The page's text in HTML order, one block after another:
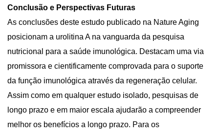
Conclusão e Perspectivas Futuras
As conclusões deste estudo publicado na Nature Aging
posicionam a urolitina A na vanguarda da pesquisa
nutricional para a saúde imunológica. Destacam uma via
promissora e cientificamente comprovada para o suporte
da função imunológica através da regeneração celular.
Assim como em qualquer estudo isolado, pesquisas de
longo prazo e em maior escala ajudarão a compreender
melhor os benefícios a longo prazo. Para os